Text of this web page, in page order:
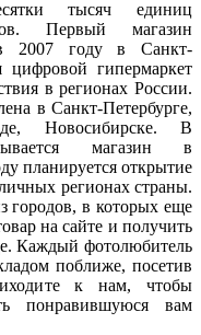
тысяч единиц
Первый магазин
2007 году в Санкт-
гипермаркет
в регионах России.
в Санкт-Петербурге,
Новосибирске. В
магазин в
планируется открытие
регионах страны.
городов, в которых еще
на сайте и получить
Каждый фотолюбитель
поближе, посетив
к нам, чтобы
понравившуюся вам